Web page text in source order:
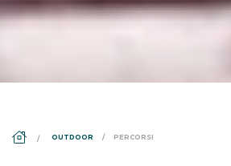
OUTDOOR PERCORSI